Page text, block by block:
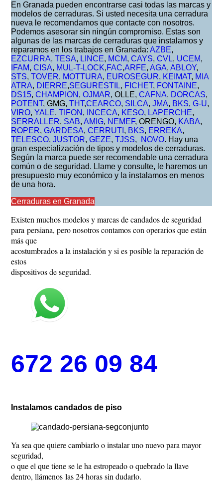
En Granada pueden encontrarse casi todas las marcas y
modelos de cerraduras. Si usted necesita una cerradura
nueva le recomendamos que contacte con nosotros.
Podemos asesorar sin ningún compromiso. Estas son
algunas de las marcas de cerraduras que instalamos y
reparamos en los trabajos en Granada:AZBE,
EZCURRA,TESA, LINCE, MCM,CAYS,CVL, UCEM,
IFAM,CISA, MUL-T-LOCK,FAC,ARFE,AGA,ABLOY,
STS,TOVER, MOTTURA, EUROSEGUR, KEIMAT, MIA
ATRA, DIERRE,SEGURESTIL, FICHET, FONTAINE,
DS15,CHAMPION ,OJMAR, OLLE,CAFNA, DORCAS,
POTENT, GMG,THT,CEARCO, SILCA,JMA, BKS,G-U,
VIRO,YALE,TIFON , INCECA, KESO, LAPERCHE,
SERRALLER, SAB,AMIG, NEMEF, ORENGO, KABA,
ROPER,GARDESA,CERRUTI , BKS, ERREKA,
TELESCO,JUSTOR,GEZE,TJSS, NOVO. Hay una
gran especialización de tipos y modelos de cerraduras.
Según la marca puede ser recomendable una cerradura
común o de seguridad. Llame y consulte, le haremos un
presupuesto muy económico y la instalamos en menos
de una hora.
Cerraduras en Granada
Existen muchos modelos y marcas de candados de seguridad
para persiana, pero nosotros contamos con operarios que están
más que
acostumbrados a la instalación y si es posible la reparación de
estos
dispositivos de seguridad.
672 26 09 84
Instalamos candados de piso
Ya sea que quiere cambiarlo o instalar uno nuevo para mayor
seguridad,
o que el que tiene se le ha estropeado o quebrado la llave
dentro, llámenos las 24 horas sin dudarlo.